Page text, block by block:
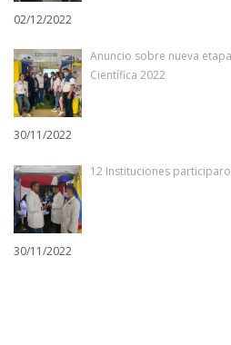
02/12/2022
Anuncio sobre nueva
Científica 2022
30/11/2022
12 Instituciones
30/11/2022